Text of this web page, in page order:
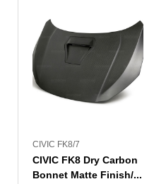
CIVIC FK8/7
CIVIC FK8 Dry Carbon
Bonnet Matte Finish/...